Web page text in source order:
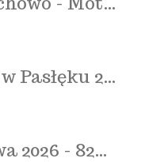
Pasłęku 2…
2026 - 82…